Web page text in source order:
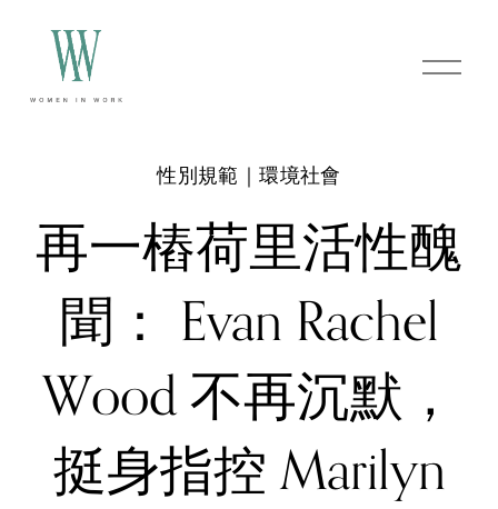
O
p
再一樁荷里活性醜
聞： Evan Rachel
Wood 不再沉默，
挺身指控 Marilyn
性別規範｜環境社會